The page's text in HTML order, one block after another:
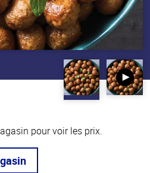
pour voir les prix.